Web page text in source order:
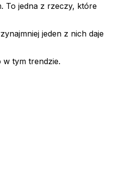
To jedna z rzeczy, które
jeden z nich daje
w tym trendzie.